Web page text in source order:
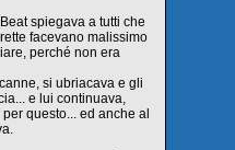
spiegava a tutti che
facevano malissimo
perché non era
si ubriacava e gli
e lui continuava,
questo... ed anche al